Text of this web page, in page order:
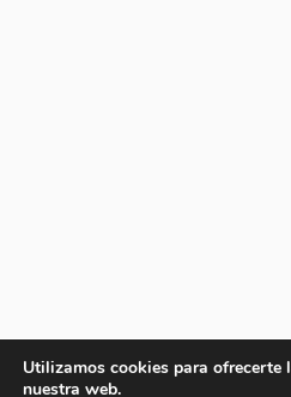
Utilizamos cookies para ofrecerte
nuestra web.